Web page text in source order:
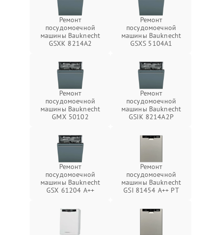
Ремонт
посудомоечной
машины Bauknecht
GSXK 8214A2
Ремонт
посудомоечной
машины Bauknecht
GSXS 5104A1
Ремонт
посудомоечной
машины Bauknecht
GMX 50102
Ремонт
посудомоечной
машины Bauknecht
GSIK 8214A2P
Ремонт
посудомоечной
машины Bauknecht
GSX 61204 A++
Ремонт
посудомоечной
машины Bauknecht
GSI 81454 A++ PT